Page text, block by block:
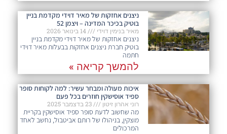
ניצנים אחזקות של מאיר דוידי מקדמת בניין
בוטיק בכיכר המדינה – ויצמן 52
מאיר בנימין דוידי
ניצנים אחזקות של מאיר דוידי מקדמת בניין
בוטיק חברת ניצנים אחזקות בבעלות מאיר דוידי
חתמה
להמשך קריאה »
איכות מעולה ומבחר עשיר: למה לקוחות סופר
ספיד אוסישקין חוזרים בכל פעם​
רוני אהרון זיטון
מה שחשוב לדעת סופר ספיד אוסישקין בקריית
מוצקין, בניהולו של רותם אביטבול, נחשב לאחד
המרכולים